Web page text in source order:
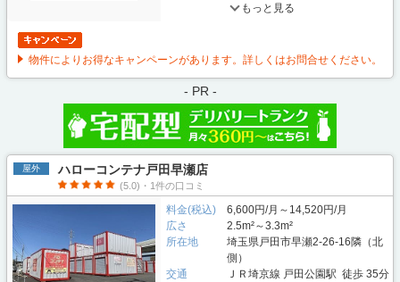
もっと見る
物件によりお得なキャンペーンがあります。詳しくはお問合せください。
- PR -
屋外 ハローコンテナ戸田早瀬店
(5.0)・1件の口コミ
料金(税込)
6,600円/月～14,520円/月
広さ
2.5m²～3.3m²
所在地
埼玉県戸田市早瀬2-26-16隣（北
側）
交通
ＪＲ埼京線 戸田公園駅 徒歩 35分